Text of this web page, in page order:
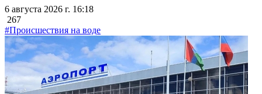
6 августа 2026 г. 16:18
267
#Происшествия на воде